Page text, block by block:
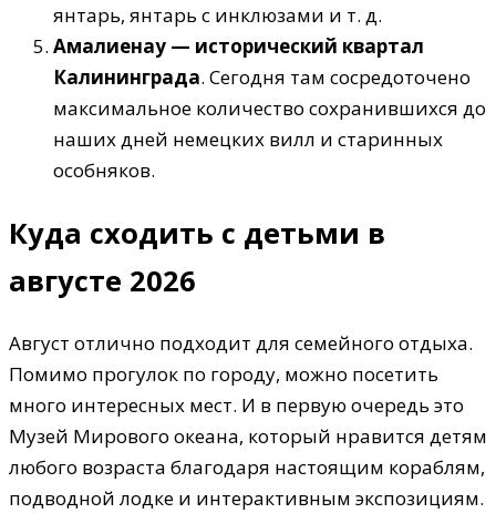
янтарь, янтарь с инклюзами и т. д.
Амалиенау — исторический квартал
Калининграда. Сегодня там сосредоточено
максимальное количество сохранившихся до
наших дней немецких вилл и старинных
особняков.
Куда сходить с детьми в
августе 2026
Август отлично подходит для семейного отдыха.
Помимо прогулок по городу, можно посетить
много интересных мест. И в первую очередь это
Музей Мирового океана, который нравится детям
любого возраста благодаря настоящим кораблям,
подводной лодке и интерактивным экспозициям.